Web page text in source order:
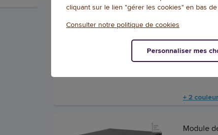
+ 2
Module
cliquant sur le lien "gérer les cookies" en bas
Consulter notre politique de cookies
Personnaliser mes